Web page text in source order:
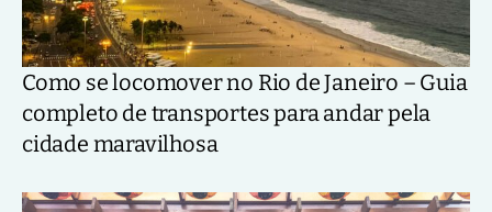
Como se locomover no Rio de Janeiro – Guia
completo de transportes para andar pela
cidade maravilhosa